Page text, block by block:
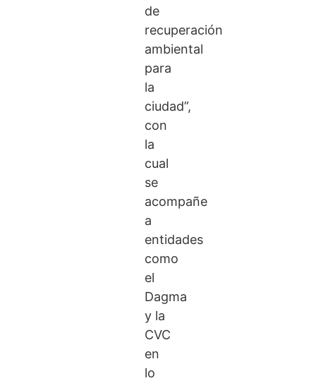
de
recuperación
ambiental
para
la
ciudad”,
con
la
cual
se
acompañe
a
entidades
como
el
Dagma
y la
CVC
en
lo